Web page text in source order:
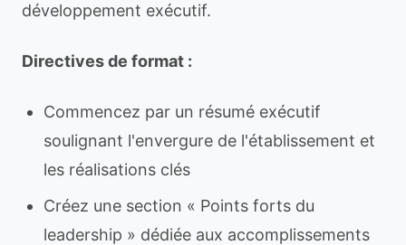
développement exécutif.
Directives de format :
Commencez par un résumé exécutif
soulignant l'envergure de l'établissement et
les réalisations clés
Créez une section « Points forts du
leadership » dédiée aux accomplissements